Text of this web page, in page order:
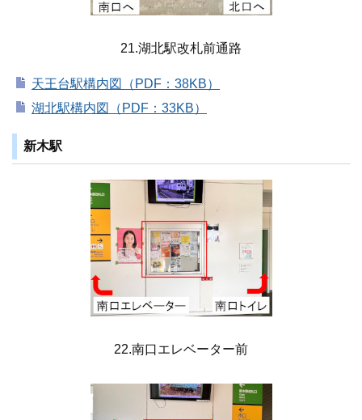
21.湖北駅改札前通路
天王台駅構内図（PDF：38KB）
湖北駅構内図（PDF：33KB）
新木駅
22.南口エレベーター前